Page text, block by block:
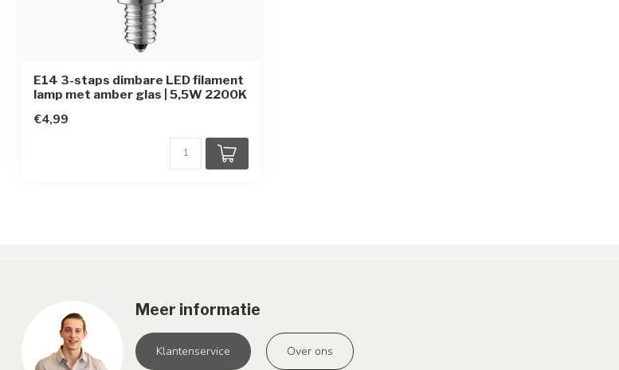
E14 3-staps dimbare LED filament
lamp met amber glas | 5,5W 2200K
€4,99
Meer informatie
Klantenservice Over ons